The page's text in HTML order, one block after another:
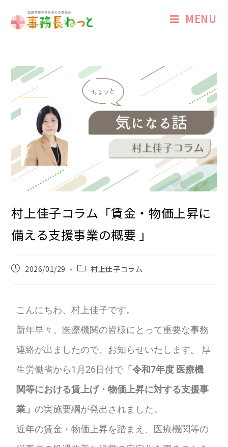
MENU
村上佳子コラム「賃金・物価上昇に
備える支援事業の概要 」
2026/01/29 村上佳子コラム
こんにちわ、村上佳子です。
新年早々、医療機関の皆様にとって重要な事務
連絡が出ましたので、お知らせいたします。 厚
生労働省から1月26日付で 「令和7年度 医療機
関等における賃上げ・物価上昇に対する支援事
業」の実施要綱が発出されました。
近年の賃金・物価上昇を踏まえ、医療機関等の